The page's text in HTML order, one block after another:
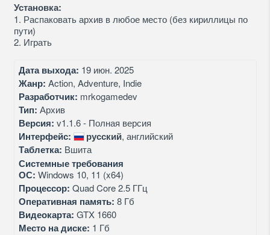
Установка:
1. Распаковать архив в любое место (без кириллицы по
пути)
2. Играть
Дата выхода: 19 июн. 2025
Жанр: Action, Adventure, Indie
Разработчик: mrkogamedev
Тип: Архив
Версия: v1.1.6 - Полная версия
Интерфейс: русский, английский
Таблетка: Вшита
Системные требования
ОС: Windows 10, 11 (x64)
Процессор: Quad Core 2.5 ГГц
Оперативная память: 8 Гб
Видеокарта: GTX 1660
Место на диске: 1 Гб